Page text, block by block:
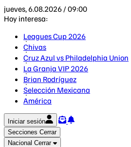
jueves, 6.08.2026 / 09:00
Hoy interesa:
Leagues Cup 2026
Chivas
Cruz Azul vs Philadelphia Union
La Granja VIP 2026
Brian Rodríguez
Selección Mexicana
América
Iniciar sesión
Secciones Cerrar
Nacional Cerrar